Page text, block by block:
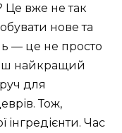
Це вже не так
нове та
— це не просто
найкращий
для
Тож,
інгредієнти. Час